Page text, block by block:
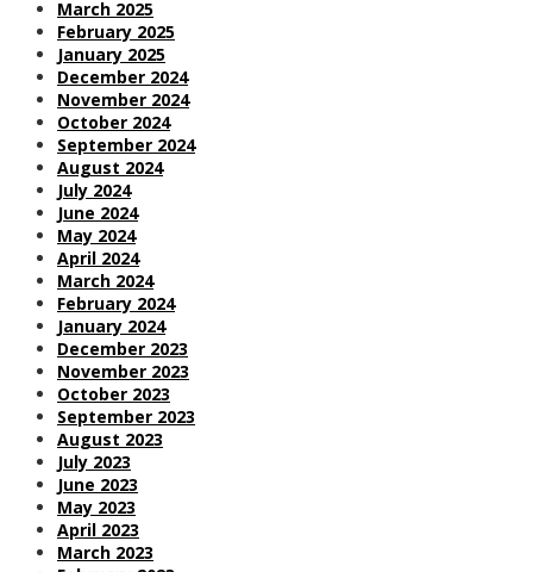
March 2025
February 2025
January 2025
December 2024
November 2024
October 2024
September 2024
August 2024
July 2024
June 2024
May 2024
April 2024
March 2024
February 2024
January 2024
December 2023
November 2023
October 2023
September 2023
August 2023
July 2023
June 2023
May 2023
April 2023
March 2023